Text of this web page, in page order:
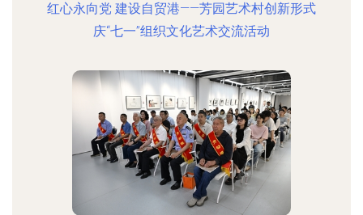
红心永向党 建设自贸港——芳园艺术村创新形式
庆“七一”组织文化艺术交流活动